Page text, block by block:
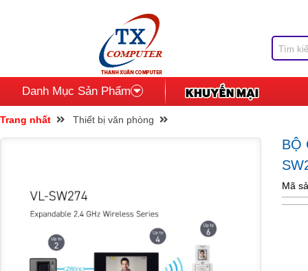
Danh Mục Sản Phẩm
Trang nhất Thiết bị văn phòng
BỘ
Mã